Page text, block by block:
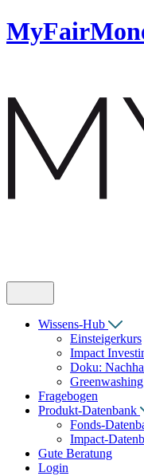
Wissens-Hub
Einsteigerkurs
Impact
Doku:
Fragebogen
Produkt-Datenbank
Fonds-
Impact-
Gute Beratung
Login